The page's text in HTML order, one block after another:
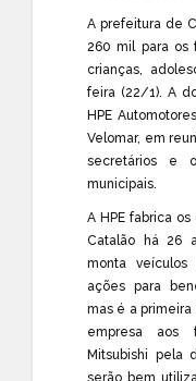
A prefeitura de
260 mil para os
crianças,
feira (22/1). A
HPE
Velomar, em
secretários e
municipais.
A HPE fabrica
Catalão há 26
monta
ações para
mas é a
empresa aos
Mitsubishi pela
serão bem